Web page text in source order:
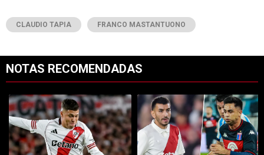
CLAUDIO TAPIA FRANCO MASTANTUONO
NOTAS RECOMENDADAS
Un artículo de tendencia con el título "Tras su salida de River,
Un artículo de tendencia con el